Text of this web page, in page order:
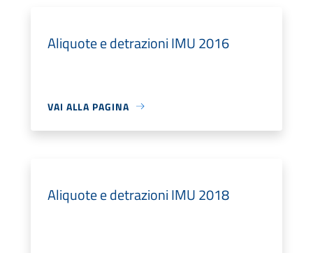
Aliquote e detrazioni IMU 2016
VAI ALLA PAGINA
Aliquote e detrazioni IMU 2018